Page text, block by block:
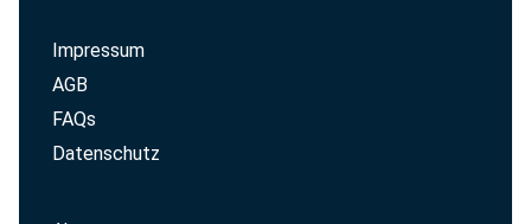
Impressum
AGB
FAQs
Datenschutz